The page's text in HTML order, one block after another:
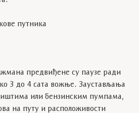
путника
предвиђене су паузе ради
3 до 4 сата вожње. Заустављања
или бензинским пумпама,
на путу и расположивости